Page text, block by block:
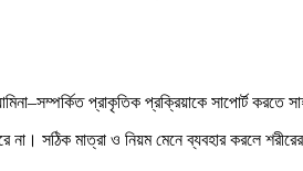
প্রাকৃতিক প্রক্রিয়াকে সাপোর্ট করতে
সঠিক মাত্রা ও নিয়ম মেনে ব্যবহার করলে